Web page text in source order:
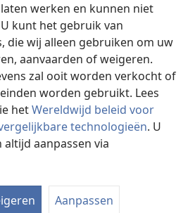
werken en kunnen niet
kunt het gebruik van
die wij alleen gebruiken om uw
aanvaarden of weigeren.
zal ooit worden verkocht of
worden gebruikt. Lees
hetWereldwijd beleid voor
technologieën. U
aanpassen via
Aanpassen
Bible and Tract Society of Pennsylvania.